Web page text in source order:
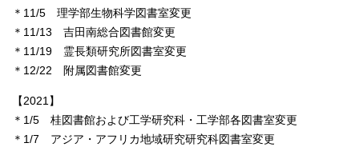
＊11/5 理学部生物科学図書室変更
＊11/13 吉田南総合図書館変更
＊11/19 霊長類研究所図書室変更
＊12/22 附属図書館変更
【2021】
＊1/5 桂図書館および工学研究科・工学部各図書室変更
＊1/7 アジア・アフリカ地域研究研究科図書室変更